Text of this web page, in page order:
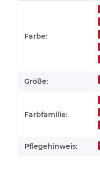
Farbe:
Größe:
Farbfamilie:
Pflegehinweis: